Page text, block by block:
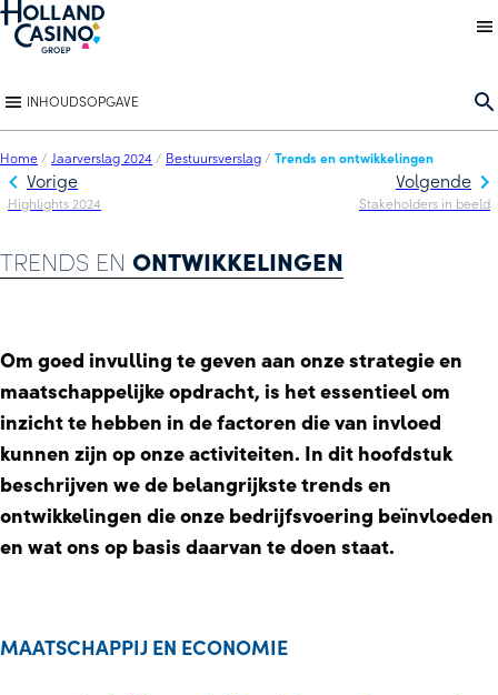
Back to homepage
INHOUDSOPGAVE
Home / Jaarverslag 2024 / Bestuursverslag / Trends en ontwikkelingen
Volgende
Stakeholders in beeld
Vorige
Highlights 2024
TRENDS EN ONTWIKKELINGEN
Om goed invulling te geven aan onze strategie en
maatschappelijke opdracht, is het essentieel om
inzicht te hebben in de factoren die van invloed
kunnen zijn op onze activiteiten. In dit hoofdstuk
beschrijven we de belangrijkste trends en
ontwikkelingen die onze bedrijfsvoering beïnvloeden
en wat ons op basis daarvan te doen staat.
MAATSCHAPPIJ EN ECONOMIE